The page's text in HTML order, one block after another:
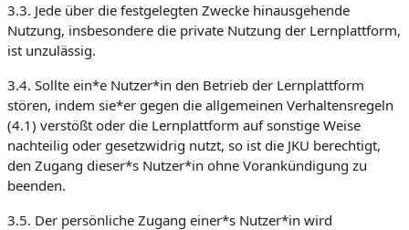
3.3. Jede über die festgelegten Zwecke hinausgehende
Nutzung, insbesondere die private Nutzung der Lernplattform,
ist unzulässig.
3.4. Sollte ein*e Nutzer*in den Betrieb der Lernplattform
stören, indem sie*er gegen die allgemeinen Verhaltensregeln
(4.1) verstößt oder die Lernplattform auf sonstige Weise
nachteilig oder gesetzwidrig nutzt, so ist die JKU berechtigt,
den Zugang dieser*s Nutzer*in ohne Vorankündigung zu
beenden.
3.5. Der persönliche Zugang einer*s Nutzer*in wird